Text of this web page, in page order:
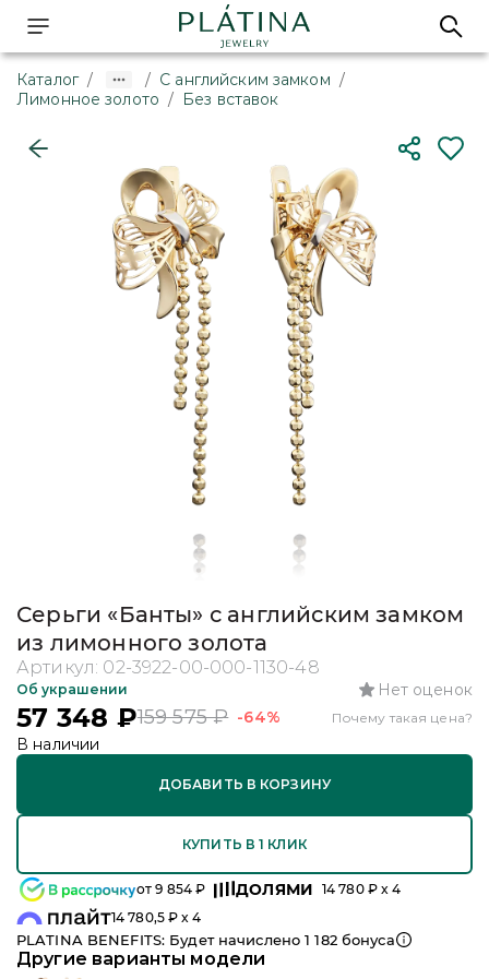
Каталог / / С английским замком /
Лимонное золото / Без вставок
Серьги «Банты» с английским замком
из лимонного золота
Артикул: 02-3922-00-000-1130-48
Об украшении Нет оценок
57 348 ₽159 575₽ -64% Почему такая цена?
В наличии
ДОБАВИТЬ В КОРЗИНУ
КУПИТЬ В 1 КЛИК
от9 854₽ ДОЛЯМИ 14 780₽ x 4
14 780,5₽ x 4
PLATINA BENEFITS: Будет начислено1 182 бонуса
Другие варианты модели